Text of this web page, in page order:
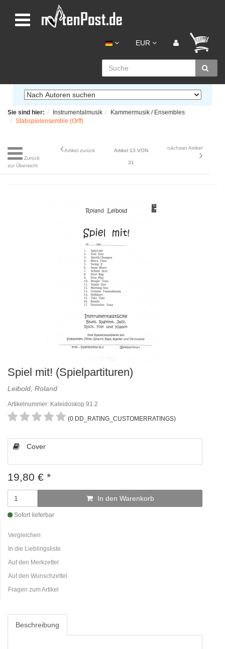
EUR
Sie sind hier: Instrumentalmusik
Kammermusik / Ensembles
Stabspielensemble (Orff)
Zurück
zur Übersicht
Artikel zurück Artikel 13 VON
31
nächster Artikel
Spiel mit! (Spielpartituren)
Leibold, Roland
Artikelnummer: Kaleidoskop 91.2
(0 DD_RATING_CUSTOMERRATINGS)
Cover
19,80 € *
In den Warenkorb
Sofort lieferbar
Vergleichen
In die Lieblingsliste
Auf den Merkzettel
Auf den Wunschzettel
Fragen zum Artikel
Beschreibung